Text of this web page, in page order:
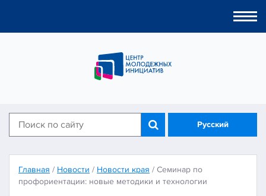
Русский
Главная / Новости / Новости края / Семинар по
профориентации: новые методики и технологии